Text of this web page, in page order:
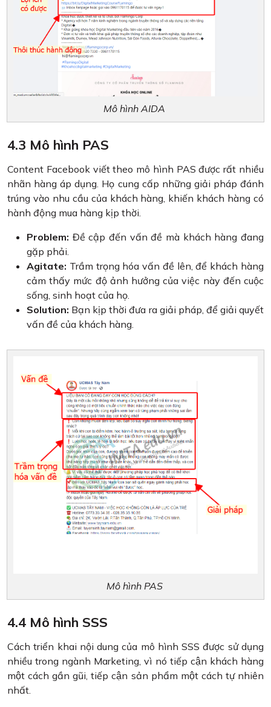
Mô hình AIDA
4.3 Mô hình PAS
Content Facebook viết theo mô hình PAS được rất nhiều
nhãn hàng áp dụng. Họ cung cấp những giải pháp đánh
trúng vào nhu cầu của khách hàng, khiến khách hàng có
hành động mua hàng kịp thời.
Problem: Đề cập đến vấn đề mà khách hàng đang
gặp phải.
Agitate: Trầm trọng hóa vấn đề lên, để khách hàng
cảm thấy mức độ ảnh hưởng của việc này đến cuộc
sống, sinh hoạt của họ.
Solution: Bạn kịp thời đưa ra giải pháp, để giải quyết
vấn đề của khách hàng.
Mô hình PAS
4.4 Mô hình SSS
Cách triển khai nội dung của mô hình SSS được sử dụng
nhiều trong ngành Marketing, vì nó tiếp cận khách hàng
một cách gần gũi, tiếp cận sản phẩm một cách tự nhiên
nhất.